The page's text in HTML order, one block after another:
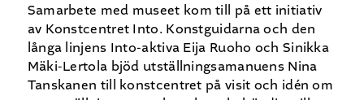
Samarbete med museet kom till på ett initiativ
av Konstcentret Into. Konstguidarna och den
långa linjens Into-aktiva Eija Ruoho och Sinikka
Mäki-Lertola bjöd utställningsamanuens Nina
Tanskanen till konstcentret på visit och idén om